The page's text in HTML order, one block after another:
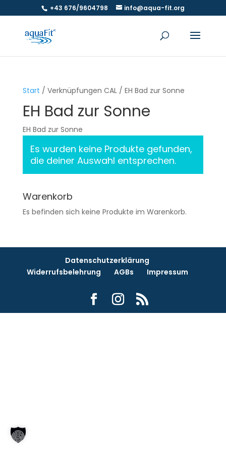
+43 676/9604798 info@aqua-fit.org
Start / Verknüpfungen CAL / EH Bad zur Sonne
EH Bad zur Sonne
EH Bad zur Sonne
Es wurden keine Produkte gefunden,
die deiner Auswahl entsprechen.
Warenkorb
Es befinden sich keine Produkte im Warenkorb.
Datenschutzerklärung
Widerrufsbelehrung
AGBs Impressum